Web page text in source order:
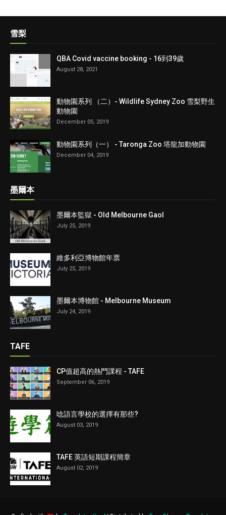
雪梨
QBA Covid vaccine booking - 16到39歲
August 28, 2021
動物園系列 （二）- Wildlife Sydney Zoo 雪梨野生
動物園
December 05, 2019
動物園系列（一） - Taronga Zoo 塔龍加動物園
December 04, 2019
墨爾本
墨爾本監獄 - Old Melbourne Gaol
July 25, 2019
維多利亞博物館年票
July 25, 2019
墨爾本博物館 - Melbourne Museum
July 24, 2019
TAFE
CP值超高的熱門課程 - TAFE
September 06, 2019
唸語言學校的選擇有那些?
August 03, 2019
TAFE 英語短期課程簡章
August 02, 2019